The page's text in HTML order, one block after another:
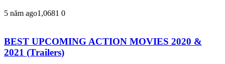
5 năm ago1,0681 0
BEST UPCOMING ACTION MOVIES 2020 &
2021 (Trailers)